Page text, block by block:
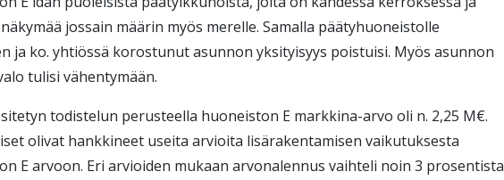
jossain määrin myös merelle. Samalla päätyhuoneistolle
ja ko. yhtiössä korostunut asunnon yksityisyys poistuisi. Myös asunnon
tulisi vähentymään.
todistelun perusteella huoneiston E markkina-arvo oli n. 2,25 M€.
olivat hankkineet useita arvioita lisärakentamisen vaikutuksesta
E arvoon. Eri arvioiden mukaan arvonalennus vaihteli noin 3 prosentista